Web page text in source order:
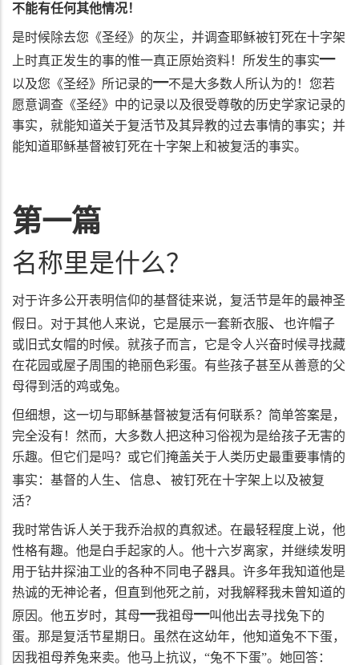
不能有任何其他情况！
是时候除去您《圣经》的灰尘，并调查耶稣被钉死在十字架
上时真正发生的事的惟一真正原始资料！所发生的事实━
以及您《圣经》所记录的━不是大多数人所认为的！您若
愿意调查《圣经》中的记录以及很受尊敬的历史学家记录的
事实，就能知道关于复活节及其异教的过去事情的事实；并
能知道耶稣基督被钉死在十字架上和被复活的事实。
第一篇
名称里是什么？
对于许多公开表明信仰的基督徒来说，复活节是年的最神圣
假日。对于其他人来说，它是展示一套新衣服、
也许帽子
或旧式女帽的时候。就孩子而言，它是令人兴奋时候寻找藏
在花园或屋子周围的艳丽色彩蛋。有些孩子甚至从善意的父
母得到活的鸡或兔。
但细想，这一切与耶稣基督被复活有何联系？简单答案是，
完全没有！然而，大多数人把这种习俗视为是给孩子无害的
乐趣。但它们是吗？或它们掩盖关于人类历史最重要事情的
事实：基督的人生、 信息、
被钉死在十字架上以及被复
活？
我时常告诉人关于我乔治叔的真叙述。在最轻程度上说，他
性格有趣。他是白手起家的人。他十六岁离家，并继续发明
用于钻井探油工业的各种不同电子器具。许多年我知道他是
热诚的无神论者，但直到他死之前，对我解释我未曾知道的
原因。他五岁时，其母━我祖母━叫他出去寻找兔下的
蛋。那是复活节星期日。虽然在这幼年，他知道兔不下蛋，
因我祖母养兔来卖。他马上抗议，“兔不下蛋”。她回答：